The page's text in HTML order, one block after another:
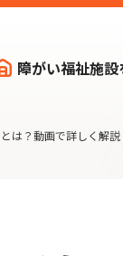
障がい福祉施設
は？動画で詳しく解説